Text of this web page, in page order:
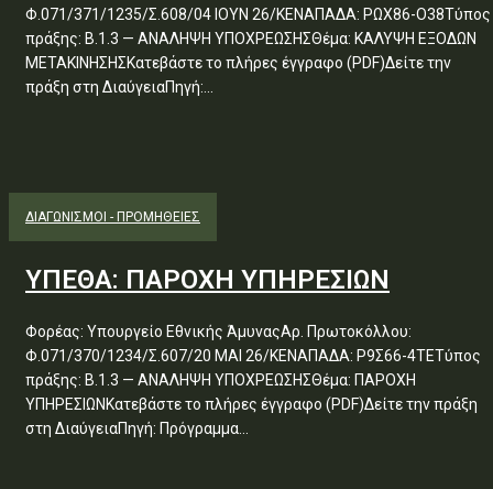
Φ.071/371/1235/Σ.608/04 ΙΟΥΝ 26/ΚΕΝΑΠΑΔΑ: ΡΩΧ86-Ο38Τύπος
πράξης: Β.1.3 — ΑΝΑΛΗΨΗ ΥΠΟΧΡΕΩΣΗΣΘέμα: ΚΑΛΥΨΗ ΕΞΟΔΩΝ
ΜΕΤΑΚΙΝΗΣΗΣΚατεβάστε το πλήρες έγγραφο (PDF)Δείτε την
πράξη στη ΔιαύγειαΠηγή:...
ΔΙΑΓΩΝΙΣΜΟΊ - ΠΡΟΜΉΘΕΙΕΣ
ΥΠΕΘΑ: ΠΑΡΟΧΗ ΥΠΗΡΕΣΙΩΝ
Φορέας: Υπουργείο Εθνικής ΆμυναςΑρ. Πρωτοκόλλου:
Φ.071/370/1234/Σ.607/20 ΜΑΙ 26/ΚΕΝΑΠΑΔΑ: Ρ9Σ66-4ΤΕΤύπος
πράξης: Β.1.3 — ΑΝΑΛΗΨΗ ΥΠΟΧΡΕΩΣΗΣΘέμα: ΠΑΡΟΧΗ
ΥΠΗΡΕΣΙΩΝΚατεβάστε το πλήρες έγγραφο (PDF)Δείτε την πράξη
στη ΔιαύγειαΠηγή: Πρόγραμμα...